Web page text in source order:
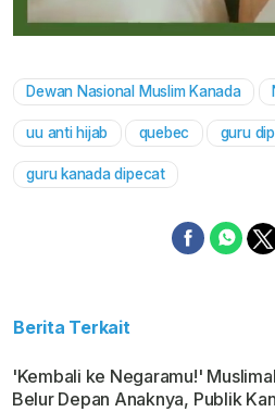
Dewan Nasional Muslim Kanada
uu anti hijab quebec guru
guru kanada dipecat
Berita Terkait
'Kembali ke Negaramu!'
Belur Depan Anaknya, Publik